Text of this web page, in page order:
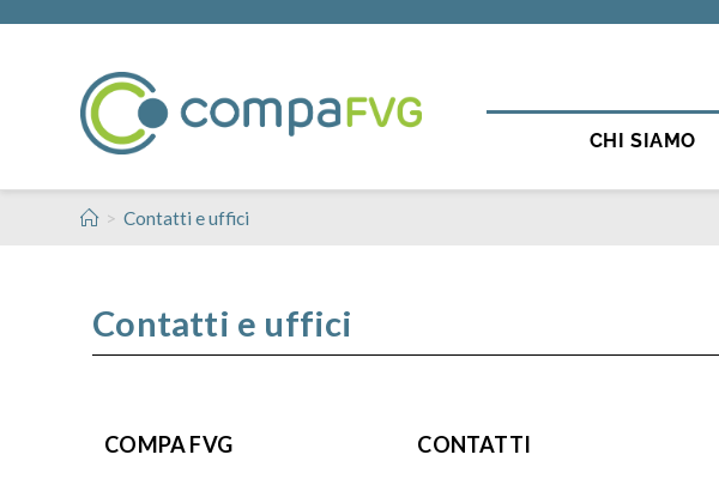
CHI SIAMO
> Contatti e uffici
Contatti e uffici
COMPA FVG CONTATTI